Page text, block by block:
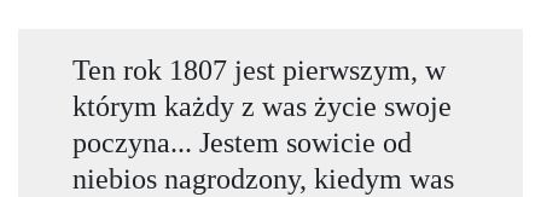
Ten rok 1807 jest pierwszym, w
którym każdy z was życie swoje
poczyna... Jestem sowicie od
niebios nagrodzony, kiedym was